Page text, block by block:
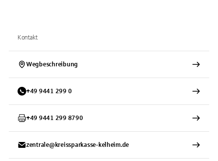
Kontakt
Wegbeschreibung
+49 9441 299 0
+49 9441 299 8790
zentrale@kreissparkasse-kelheim.de